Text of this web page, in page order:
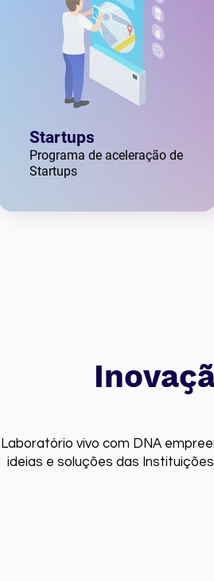
Startups
Programa de aceleração de
Startups
vivo com DNA
ideias e soluções das